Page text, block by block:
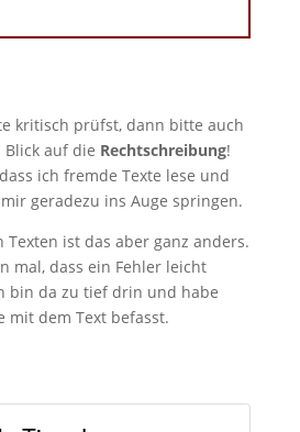
kritisch prüfst, dann bitte auch
auf die Rechtschreibung!
ich fremde Texte lese und
geradezu ins Auge springen.
Texten ist das aber ganz anders.
mal, dass ein Fehler leicht
bin da zu tief drin und habe
mit dem Text befasst.